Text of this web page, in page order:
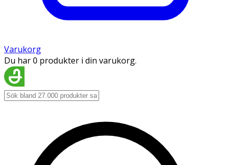
Varukorg
Du har 0 produkter i din varukorg.